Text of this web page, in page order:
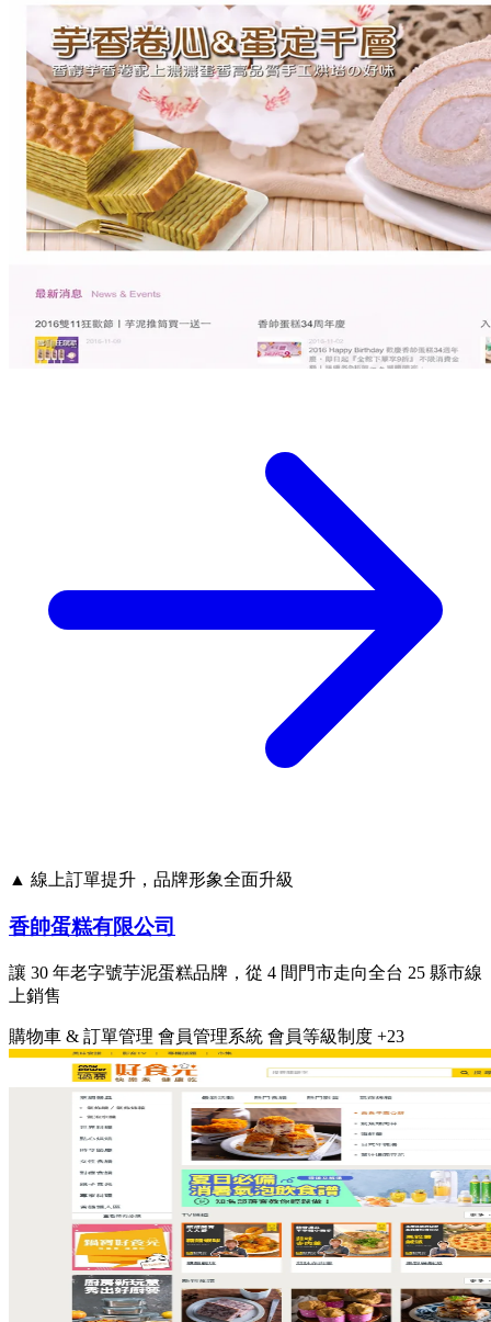
▲ 線上訂單提升，品牌形象全面升級
香帥蛋糕有限公司
讓 30 年老字號芋泥蛋糕品牌，從 4 間門市走向全台 25 縣市線
上銷售
購物車 & 訂單管理 會員管理系統 會員等級制度 +23